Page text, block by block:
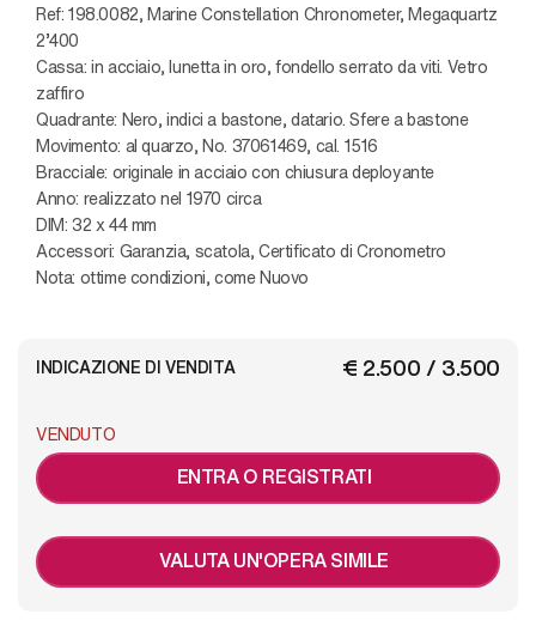
Ref: 198.0082, Marine Constellation Chronometer, Megaquartz
2’400
Cassa: in acciaio, lunetta in oro, fondello serrato da viti. Vetro
zaffiro
Quadrante: Nero, indici a bastone, datario. Sfere a bastone
Movimento: al quarzo, No. 37061469, cal. 1516
Bracciale: originale in acciaio con chiusura deployante
Anno: realizzato nel 1970 circa
DIM: 32 x 44 mm
Accessori: Garanzia, scatola, Certificato di Cronometro
Nota: ottime condizioni, come Nuovo
€ 2.500 / 3.500
INDICAZIONE DI VENDITA
VENDUTO
ENTRA O REGISTRATI
VALUTA UN'OPERA SIMILE